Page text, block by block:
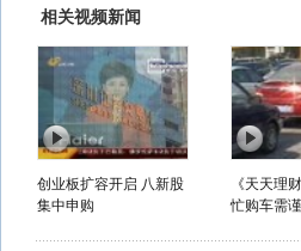
相关视频新闻
创业板扩容开启 八新股
集中申购
《天天理
忙购车需